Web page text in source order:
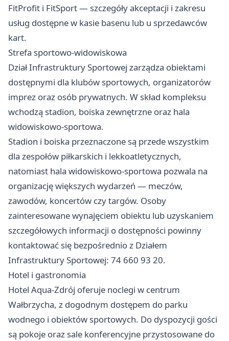
FitProfit i FitSport — szczegóły akceptacji i zakresu
usług dostępne w kasie basenu lub u sprzedawców
kart.
Strefa sportowo-widowiskowa
Dział Infrastruktury Sportowej zarządza obiektami
dostępnymi dla klubów sportowych, organizatorów
imprez oraz osób prywatnych. W skład kompleksu
wchodzą stadion, boiska zewnętrzne oraz hala
widowiskowo-sportowa.
Stadion i boiska przeznaczone są przede wszystkim
dla zespołów piłkarskich i lekkoatletycznych,
natomiast hala widowiskowo-sportowa pozwala na
organizację większych wydarzeń — meczów,
zawodów, koncertów czy targów. Osoby
zainteresowane wynajęciem obiektu lub uzyskaniem
szczegółowych informacji o dostępności powinny
kontaktować się bezpośrednio z Działem
Infrastruktury Sportowej: 74 660 93 20.
Hotel i gastronomia
Hotel Aqua-Zdrój oferuje noclegi w centrum
Wałbrzycha, z dogodnym dostępem do parku
wodnego i obiektów sportowych. Do dyspozycji gości
są pokoje oraz sale konferencyjne przystosowane do